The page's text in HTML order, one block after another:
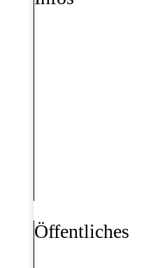
Öffentliches